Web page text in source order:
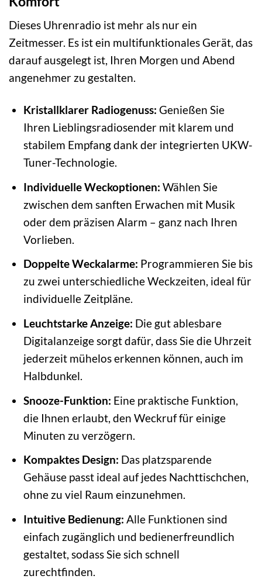
Dieses Uhrenradio ist mehr als nur ein
Zeitmesser. Es ist ein multifunktionales Gerät, das
darauf ausgelegt ist, Ihren Morgen und Abend
angenehmer zu gestalten.
Kristallklarer Radiogenuss: Genießen Sie
Ihren Lieblingsradiosender mit klarem und
stabilem Empfang dank der integrierten UKW-
Tuner-Technologie.
Individuelle Weckoptionen: Wählen Sie
zwischen dem sanften Erwachen mit Musik
oder dem präzisen Alarm – ganz nach Ihren
Vorlieben.
Doppelte Weckalarme: Programmieren Sie bis
zu zwei unterschiedliche Weckzeiten, ideal für
individuelle Zeitpläne.
Leuchtstarke Anzeige: Die gut ablesbare
Digitalanzeige sorgt dafür, dass Sie die Uhrzeit
jederzeit mühelos erkennen können, auch im
Halbdunkel.
Snooze-Funktion: Eine praktische Funktion,
die Ihnen erlaubt, den Weckruf für einige
Minuten zu verzögern.
Kompaktes Design: Das platzsparende
Gehäuse passt ideal auf jedes Nachttischchen,
ohne zu viel Raum einzunehmen.
Intuitive Bedienung: Alle Funktionen sind
einfach zugänglich und bedienerfreundlich
gestaltet, sodass Sie sich schnell
zurechtfinden.